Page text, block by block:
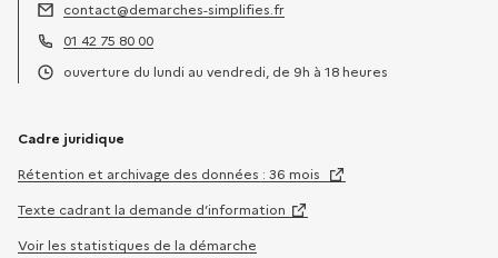
Adresse électronique :
contact@demarches-simplifies.fr
Téléphone :
01 42 75 80 00
ouverture du lundi au vendredi, de 9h à 18 heures
Cadre juridique
Rétention et archivage des données : 36 mois
Texte cadrant la demande d’information
Voir les statistiques de la démarche